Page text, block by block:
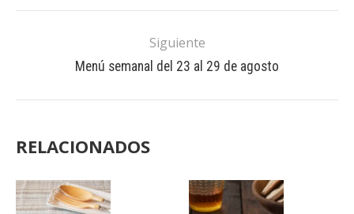
Siguiente
Menú semanal del 23 al 29 de agosto
RELACIONADOS